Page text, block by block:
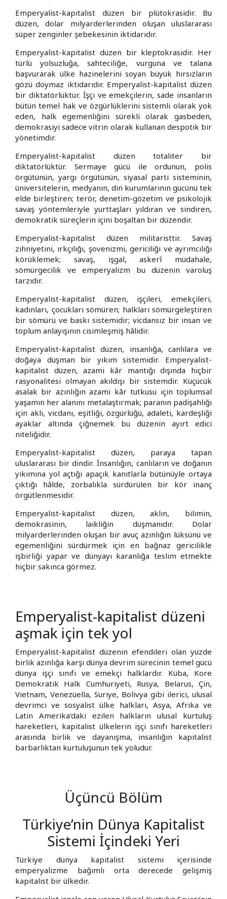
Emperyalist-kapitalist düzen bir plütokrasidir. Bu
düzen, dolar milyarderlerinden oluşan uluslararası
süper zenginler şebekesinin iktidarıdır.
Emperyalist-kapitalist düzen bir kleptokrasidir. Her
türlü yolsuzluğa, sahteciliğe, vurguna ve talana
başvurarak ülke hazinelerini soyan büyük hırsızların
gözü doymaz iktidarıdır. Emperyalist-kapitalist düzen
bir diktatörlüktür. İşçi ve emekçilerin, sade insanların
bütün temel hak ve özgürlüklerini sistemli olarak yok
eden, halk egemenliğini sürekli olarak gasbeden,
demokrasiyi sadece vitrin olarak kullanan despotik bir
yönetimdir.
Emperyalist-kapitalist düzen totaliter bir
diktatörlüktür. Sermaye gücü ile ordunun, polis
örgütünün, yargı örgütünün, siyasal parti sisteminin,
üniversitelerin, medyanın, din kurumlarının gücünü tek
elde birleştiren; terör, denetim-gözetim ve psikolojik
savaş yöntemleriyle yurttaşları yıldıran ve sindiren,
demokratik süreçlerin içini boşaltan bir düzendir.
Emperyalist-kapitalist düzen militaristtir. Savaş
zihniyetini, ırkçılığı, şovenizmi, gericiliği ve ayrımcılığı
körüklemek; savaş, işgal, askerî müdahale,
sömürgecilik ve emperyalizm bu düzenin varoluş
tarzıdır.
Emperyalist-kapitalist düzen, işçileri, emekçileri,
kadınları, çocukları sömüren; halkları sömürgeleştiren
bir sömürü ve baskı sistemidir; vicdansız bir insan ve
toplum anlayışının cisimleşmiş hâlidir.
Emperyalist-kapitalist düzen, insanlığa, canlılara ve
doğaya düşman bir yıkım sistemidir. Emperyalist-
kapitalist düzen, azami kâr mantığı dışında hiçbir
rasyonalitesi olmayan akıldışı bir sistemdir. Küçücük
asalak bir azınlığın azami kâr tutkusu için toplumsal
yaşamın her alanını metalaştırmak; paranın padişahlığı
için aklı, vicdanı, eşitliği, özgürlüğü, adaleti, kardeşliği
ayaklar altında çiğnemek bu düzenin ayırt edici
niteliğidir.
Emperyalist-kapitalist düzen, paraya tapan
uluslararası bir dindir. İnsanlığın, canlıların ve doğanın
yıkımına yol açtığı apaçık kanıtlarla bütünüyle ortaya
çıktığı hâlde, zorbalıkla sürdürülen bir kör inanç
örgütlenmesidir.
Emperyalist-kapitalist düzen, aklın, bilimin,
demokrasinin, laikliğin düşmanıdır. Dolar
milyarderlerinden oluşan bir avuç azınlığın lüksünü ve
egemenliğini sürdürmek için en bağnaz gericilikle
işbirliği yapar ve dünyayı karanlığa teslim etmekte
hiçbir sakınca görmez.
Emperyalist-kapitalist düzeni
aşmak için tek yol
Emperyalist-kapitalist düzenin efendileri olan yüzde
birlik azınlığa karşı dünya devrim sürecinin temel gücü
dünya işçi sınıfı ve emekçi halklardır. Küba, Kore
Demokratik Halk Cumhuriyeti, Rusya, Belarus, Çin,
Vietnam, Venezüella, Suriye, Bolivya gibi ilerici, ulusal
devrimci ve sosyalist ülke halkları, Asya, Afrika ve
Latin Amerika’daki ezilen halkların ulusal kurtuluş
hareketleri, kapitalist ülkelerin işçi sınıfı hareketleri
arasında birlik ve dayanışma, insanlığın kapitalist
barbarlıktan kurtuluşunun tek yoludur.
Üçüncü Bölüm
Türkiye’nin Dünya Kapitalist
Sistemi İçindeki Yeri
Türkiye dünya kapitalist sistemi içerisinde
emperyalizme bağımlı orta derecede gelişmiş
kapitalist bir ülkedir.